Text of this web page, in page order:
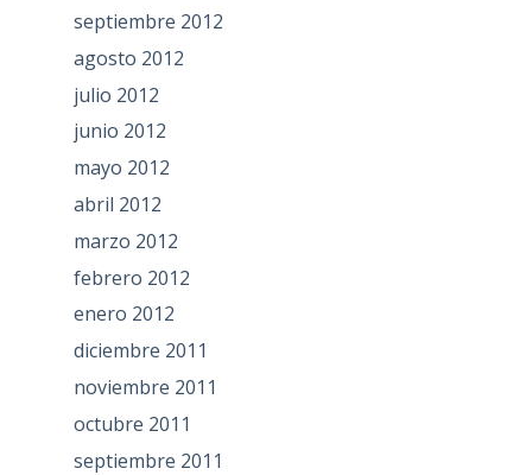
septiembre 2012
agosto 2012
julio 2012
junio 2012
mayo 2012
abril 2012
marzo 2012
febrero 2012
enero 2012
diciembre 2011
noviembre 2011
octubre 2011
septiembre 2011